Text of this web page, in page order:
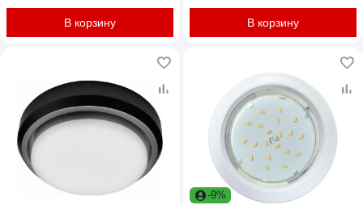
В корзину В корзину
-9%